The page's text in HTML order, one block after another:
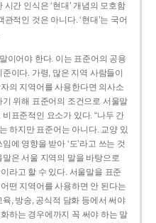
간 인식은 ‘현대’ 개념의 모호함
적인 것은 아니다. ‘현대’는 국어
이어야 한다. 이는 표준어의 공용
이다. 가령, 많은 지역 사람들이
의 지역어를 사용한다면 의사소
위해 표준어의 조건으로 서울말
표준적인 요소가 있다. “나두 간
하지만 표준어는 아니다. 교양 있
에 영향을 받아 ‘도’라고 쓰는 것
은 서울 지역의 말을 바탕으로
라고 할 수 있다. 서울말을 표준
떤 지역어를 사용하면 안 된다는
, 방송, 공식적 담화 등에서 써야
하는 경우에까지 꼭 써야 하는 말